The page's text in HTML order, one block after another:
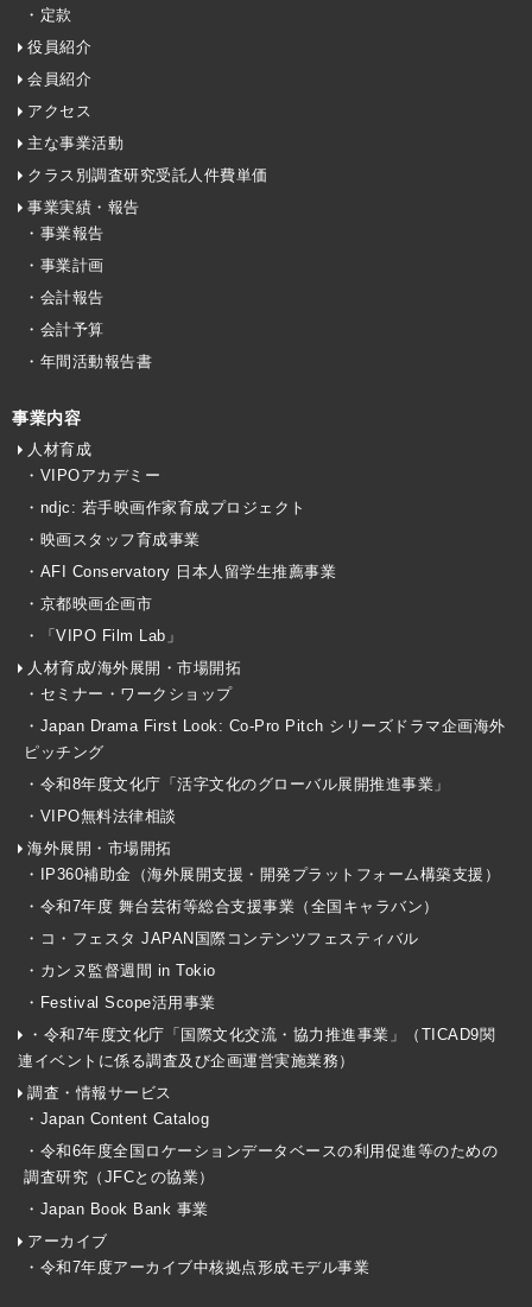
・定款
役員紹介
会員紹介
アクセス
主な事業活動
クラス別調査研究受託人件費単価
事業実績・報告
・事業報告
・事業計画
・会計報告
・会計予算
・年間活動報告書
事業内容
人材育成
・VIPOアカデミー
・ndjc: 若手映画作家育成プロジェクト
・映画スタッフ育成事業
・AFI Conservatory 日本人留学生推薦事業
・京都映画企画市
・「VIPO Film Lab」
人材育成/海外展開・市場開拓
・セミナー・ワークショップ
・Japan Drama First Look: Co-Pro Pitch シリーズドラマ企画海外
ピッチング
・令和8年度文化庁「活字文化のグローバル展開推進事業」
・VIPO無料法律相談
海外展開・市場開拓
・IP360補助金（海外展開支援・開発プラットフォーム構築支援）
・令和7年度 舞台芸術等総合支援事業（全国キャラバン）
・コ・フェスタ JAPAN国際コンテンツフェスティバル
・カンヌ監督週間 in Tokio
・Festival Scope活用事業
・令和7年度文化庁「国際文化交流・協力推進事業」（TICAD9関
連イベントに係る調査及び企画運営実施業務）
調査・情報サービス
・Japan Content Catalog
・令和6年度全国ロケーションデータベースの利用促進等のための
調査研究（JFCとの協業）
・Japan Book Bank 事業
アーカイブ
・令和7年度アーカイブ中核拠点形成モデル事業